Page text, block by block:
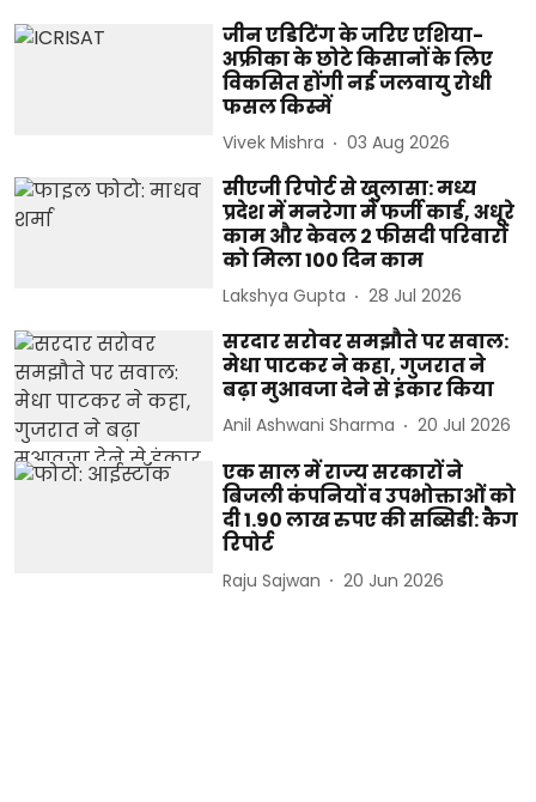
जीन एडिटिंग के जरिए एशिया-
अफ्रीका के छोटे किसानों के लिए
विकसित होंगी नई जलवायु रोधी
फसल किस्में
Vivek Mishra 03 Aug 2026
सीएजी रिपोर्ट से खुलासा: मध्य
प्रदेश में मनरेगा में फर्जी कार्ड, अधूरे
काम और केवल 2 फीसदी परिवारों
को मिला 100 दिन काम
Lakshya Gupta 28 Jul 2026
सरदार सरोवर समझौते पर सवाल:
मेधा पाटकर ने कहा, गुजरात ने
बढ़ा मुआवजा देने से इंकार किया
Anil Ashwani Sharma 20 Jul 2026
एक साल में राज्य सरकारों ने
बिजली कंपनियों व उपभोक्ताओं को
दी 1.90 लाख रुपए की सब्सिडी: कैग
रिपोर्ट
Raju Sajwan 20 Jun 2026